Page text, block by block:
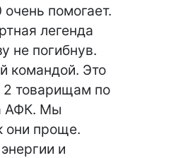
помогает.
легенда
не погибнув.
командой. Это
2 товарищам по
АФК. Мы
они проще.
и